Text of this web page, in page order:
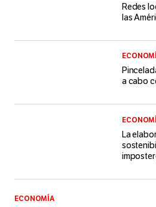
Redes
las
a cabo
La
ECONOMÍA